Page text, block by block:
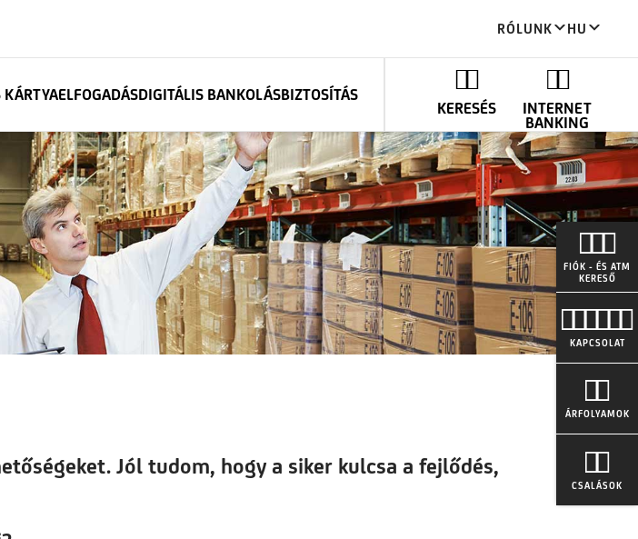
RÓLUNK HU
DIGITÁLIS BANKOLÁSBIZTOSÍTÁS
KERESÉS
INTERNET
BANKING
FIÓK - ÉS ATM
KERESŐ
KAPCSOLAT
ÁRFOLYAMOK
CSALÁSOK
Jól tudom, hogy a siker kulcsa a fejlődés,